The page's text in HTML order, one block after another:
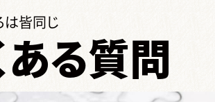
は皆同じ
ある質問